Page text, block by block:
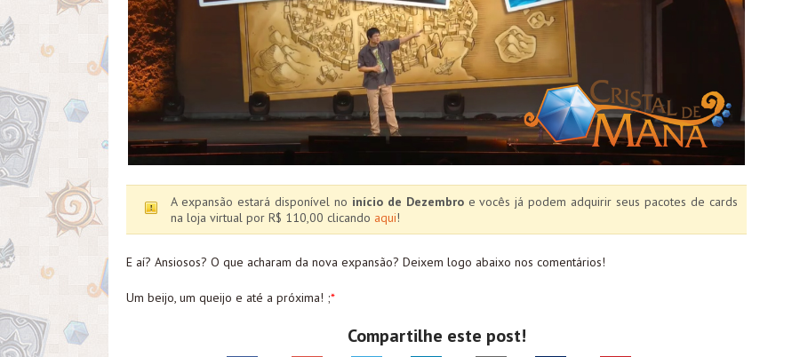
A expansão estará disponível no início de Dezembroe vocês já podem adquirir seus pacotes de cards
na loja virtual por R$ 110,00 clicando aqui!
E aí? Ansiosos? O que acharam da nova expansão? Deixem logo abaixo nos comentários!
Um beijo, um queijo e até a próxima! ;*
Compartilhe este post!